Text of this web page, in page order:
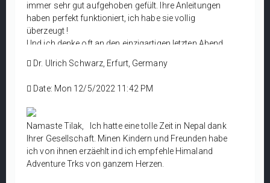
immer sehr gut aufgehoben gefült. Ihre Anleitungen
haben perfekt funktioniert, ich habe sie vollig
überzeugt !
Und ich denke oft an den einzigartigen letzten Abend,
schon vor langer Zeit mein Wunsch, Nepal zu
Augen zu sehen. Jetzt ist es wahr geworden. Darüber
freue ich mich sehr.
Ich komme gerne für weiter Ausflüge zurück. Leider
lassen die Umstände dies im Jahr 2023 nicht zu. In
diese, Jahr werde ich viel Arbeit in meiner Zahnklinik
haben, es ist notwendig, sie zu erneuern. Und ich
verbringe den Urlaub gerne zusammen mit meiner
Dr. Ulrich Schwarz, Erfurt, Germany
Date: Mon 12/5/2022 11:42 PM
Namaste Tilak, Ich hatte eine tolle Zeit in Nepal dank
Ihrer Gesellschaft. Minen Kindern und Freunden habe
ich von ihnen erzäehlt ind ich empfehle Himaland
Adventure Trks von ganzem Herzen.